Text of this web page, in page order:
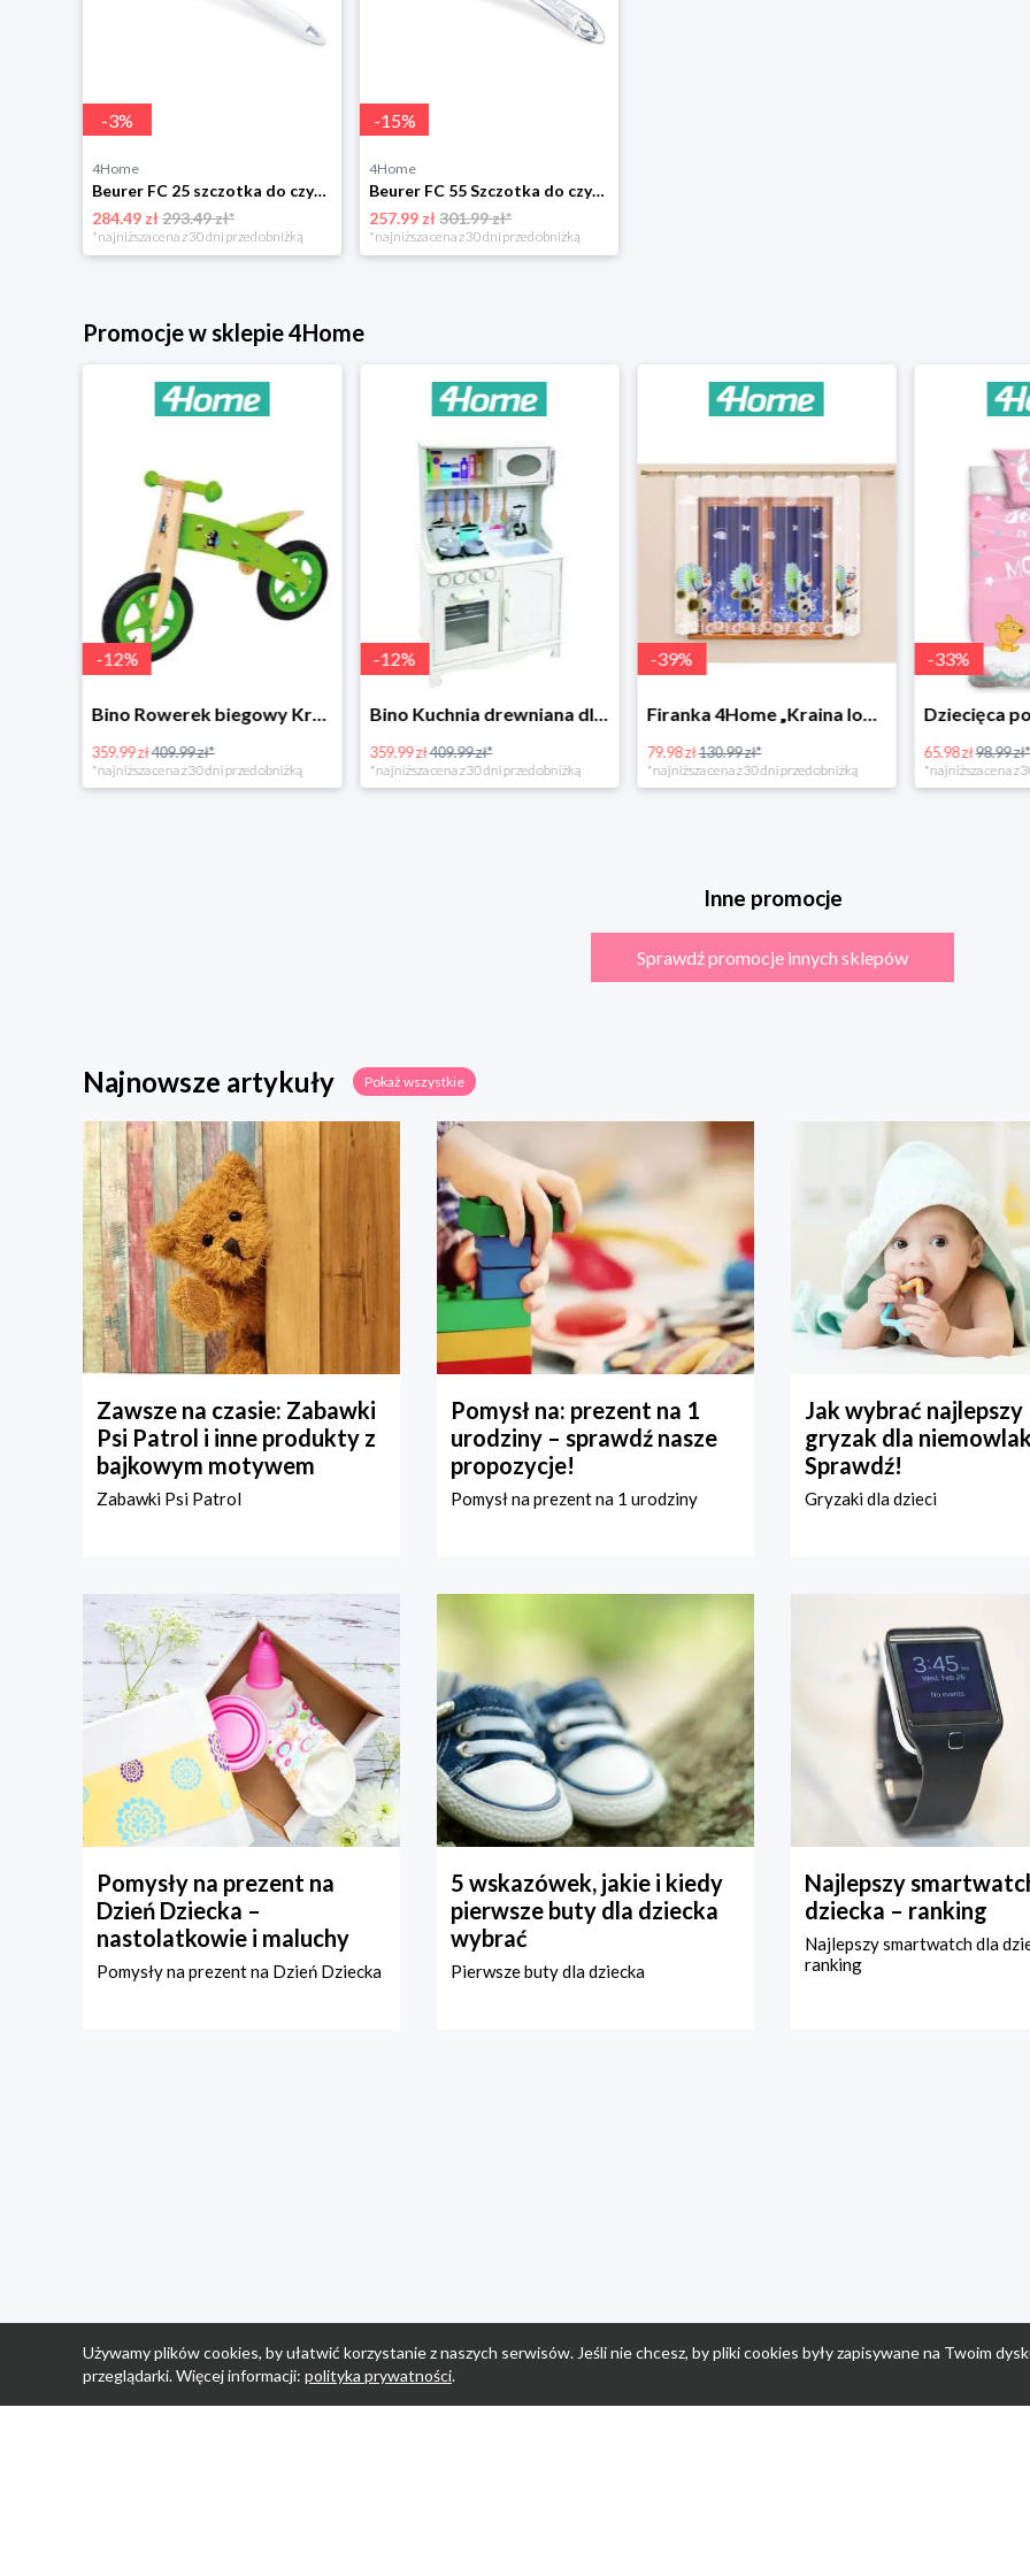
-3%
4Home
Beurer FC 25 szczotka do czyszczenia ciała
284.49 zł293.49 zł*
*najniższa cena z 30 dni przed obniżką
-15%
4Home
Beurer FC 55 Szczotka do czyszczenia ciała
257.99 zł301.99 zł*
*najniższa cena z 30 dni przed obniżką
Promocje w sklepie 4Home
-12%
Bino Rowerek biegowy Krecik
359.99 zł409.99 zł*
*najniższa cena z 30 dni przed obniżką
-12%
359.99 zł409.99 zł*
*najniższa cena z 30 dni przed obniżką
-39%
79.98 zł130.99 zł*
*najniższa cena z 30 dni przed obniżką
-33%
65.98 zł98.99 zł*
*najniższa cena z
Inne promocje
Sprawdź promocje innych sklepów
Najnowsze artykuły Pokaż wszystkie
Zawsze na czasie: Zabawki
Psi Patrol i inne produkty z
bajkowym motywem
Zabawki Psi Patrol
Pomysł na: prezent na 1
urodziny – sprawdź nasze
propozycje!
Pomysł na prezent na 1 urodziny
Jak wybrać najlepszy
gryzak dla
Sprawdź!
Gryzaki dla dzieci
Pomysły na prezent na
Dzień Dziecka –
nastolatkowie i maluchy
Pomysły na prezent na Dzień Dziecka
5 wskazówek, jakie i kiedy
pierwsze buty dla dziecka
wybrać
Pierwsze buty dla dziecka
Najlepszy
dziecka – ranking
Najlepszy smartwatch dla
ranking
Używamy plików cookies, by ułatwić korzystanie z naszych serwisów. Jeśli nie chcesz, by pliki cookies były zapisywane na Twoim
przeglądarki. Więcej informacji: polityka prywatności.